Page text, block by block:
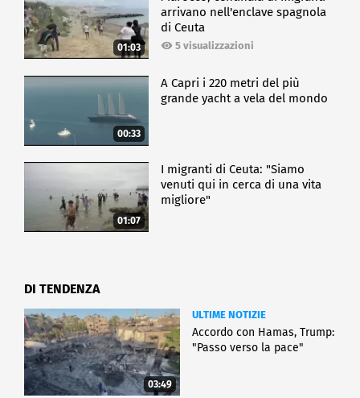
01:03
arrivano nell'enclave spagnola
di Ceuta
5 visualizzazioni
00:33
A Capri i 220 metri del più
grande yacht a vela del mondo
01:07
I migranti di Ceuta: "Siamo
venuti qui in cerca di una vita
migliore"
DI TENDENZA
03:49
ULTIME NOTIZIE
Accordo con Hamas, Trump:
"Passo verso la pace"